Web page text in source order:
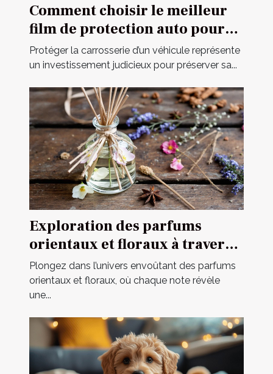
Comment choisir le meilleur
film de protection auto pour
votre véhicule ?
Protéger la carrosserie d’un véhicule représente
un investissement judicieux pour préserver sa...
Exploration des parfums
orientaux et floraux à travers
une fragrance iconique
Plongez dans l’univers envoûtant des parfums
orientaux et floraux, où chaque note révèle
une...